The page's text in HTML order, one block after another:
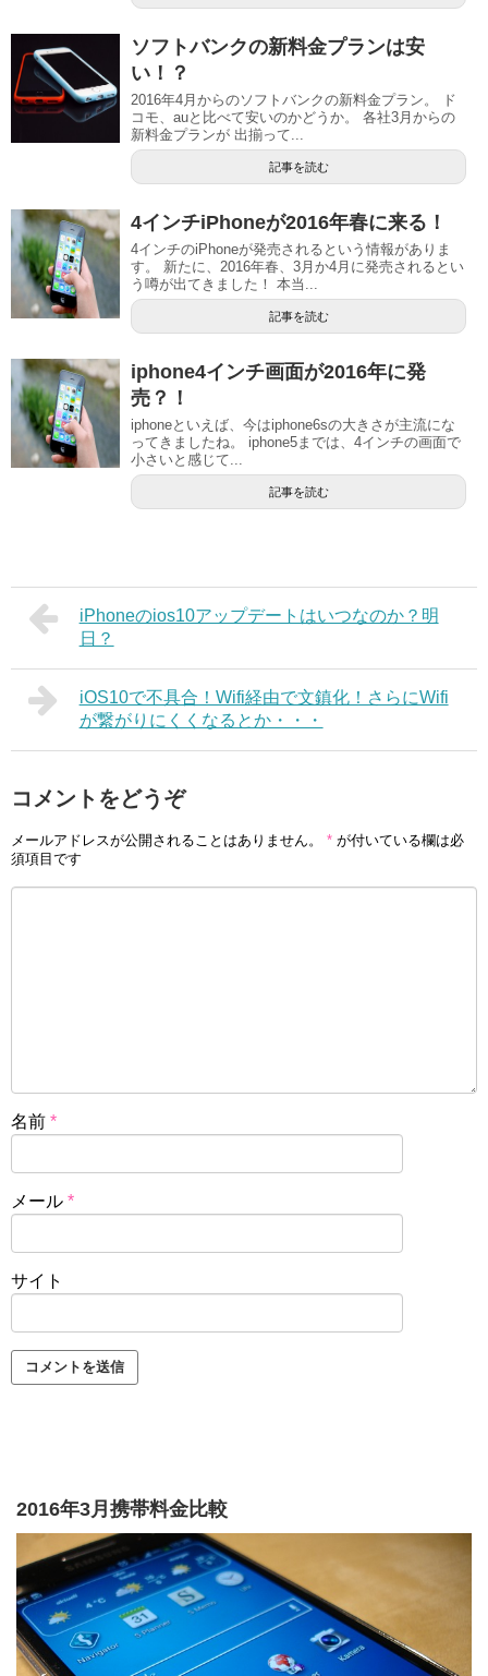
ソフトバンクの新料金プランは安
い！？
2016年4月からのソフトバンクの新料金プラン。 ド
コモ、auと比べて安いのかどうか。 各社3月からの
新料金プランが 出揃って...
記事を読む
4インチiPhoneが2016年春に来る！
4インチのiPhoneが発売されるという情報がありま
す。 新たに、2016年春、3月か4月に発売されるとい
う噂が出てきました！ 本当...
記事を読む
iphone4インチ画面が2016年に発
売？！
iphoneといえば、今はiphone6sの大きさが主流にな
ってきましたね。 iphone5までは、4インチの画面で
小さいと感じて...
記事を読む
iPhoneのios10アップデートはいつなのか？明
日？
iOS10で不具合！Wifi経由で文鎮化！さらにWifi
が繋がりにくくなるとか・・・
コメントをどうぞ
メールアドレスが公開されることはありません。 * が付いている欄は必
須項目です
名前 *
メール *
サイト
2016年3月携帯料金比較